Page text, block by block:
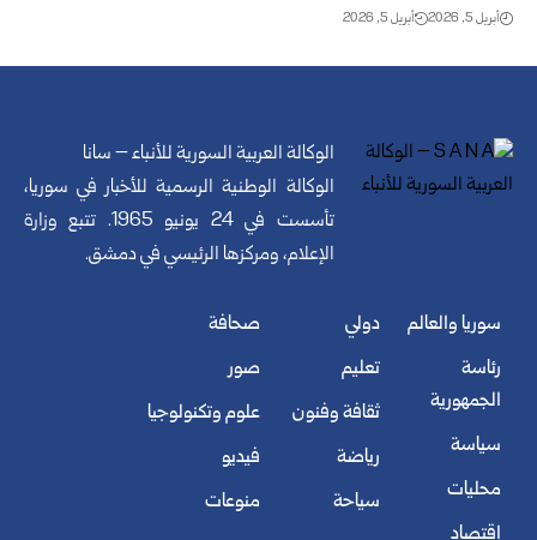
أبريل 5, 2026 أبريل 5, 2026
الوكالة العربية السورية للأنباء – سانا
الوكالة الوطنية الرسمية للأخبار في سوريا،
تأسست في 24 يونيو 1965. تتبع وزارة
الإعلام، ومركزها الرئيسي في دمشق.
سوريا والعالم
رئاسة
الجمهورية
سياسة
محليات
اقتصاد
دولي
تعليم
ثقافة وفنون
رياضة
سياحة
صحافة
صور
علوم وتكنولوجيا
فيديو
منوعات